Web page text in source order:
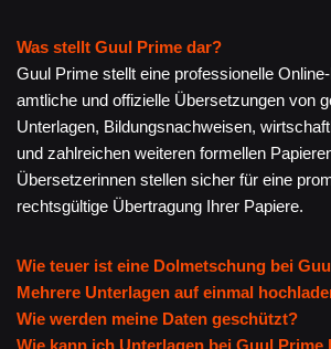
Was stellt Guul Prime dar?
Guul Prime stellt eine professionelle
amtliche und offizielle Übersetzungen von
Unterlagen, Bildungsnachweisen,
und zahlreichen weiteren formellen
Übersetzerinnen stellen sicher für eine
rechtsgültige Übertragung Ihrer Papiere.
Wie teuer ist eine Dolmetschung bei
Mehrere Unterlagen auf einmal
Wie werden meine Daten geschützt?